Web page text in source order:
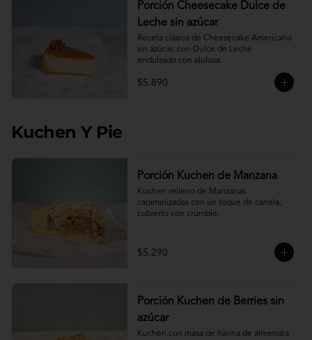
Porción Cheesecake Dulce de
Leche sin azúcar
Receta clásica de Cheesecake Americano
sin azúcar, con Dulce de Leche
endulzado con alulosa.
$5.890
Kuchen Y Pie
Porción Kuchen de Manzana
Kuchen relleno de Manzanas
caramelizadas con un toque de canela,
cubierto con crumble.
$5.290
Porción Kuchen de Berries sin
azúcar
Kuchen con masa de harina de almendra